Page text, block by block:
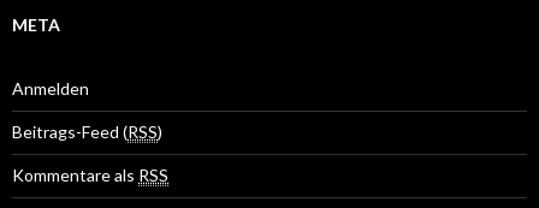
META
Anmelden
Beitrags-Feed (RSS)
Kommentare als RSS